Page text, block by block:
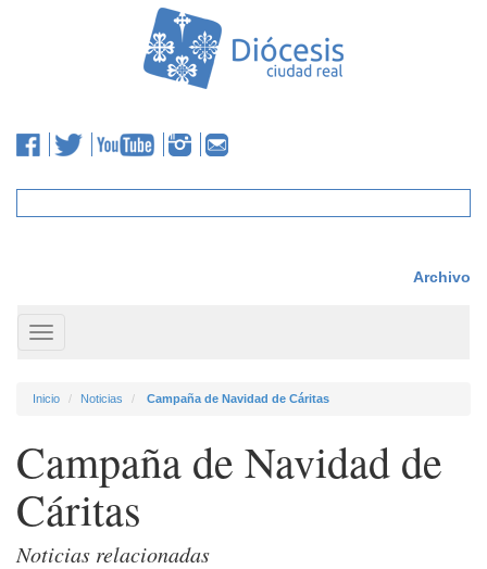
Archivo
Toggle
navigation
Inicio Noticias Campaña de Navidad de Cáritas
Campaña de Navidad de
Cáritas
Noticias relacionadas